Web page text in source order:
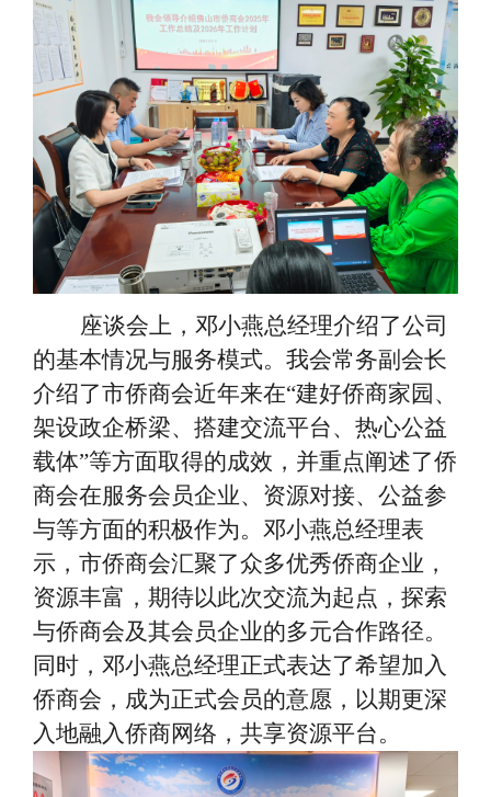
座谈会上，邓小燕总经理介绍了公司
的基本情况与服务模式。我会常务副会长
介绍了市侨商会近年来在“建好侨商家园、
架设政企桥梁、搭建交流平台、热心公益
载体”等方面取得的成效，并重点阐述了侨
商会在服务会员企业、资源对接、公益参
与等方面的积极作为。邓小燕总经理表
示，市侨商会汇聚了众多优秀侨商企业，
资源丰富，期待以此次交流为起点，探索
与侨商会及其会员企业的多元合作路径。
同时，邓小燕总经理正式表达了希望加入
侨商会，成为正式会员的意愿，以期更深
入地融入侨商网络，共享资源平台。